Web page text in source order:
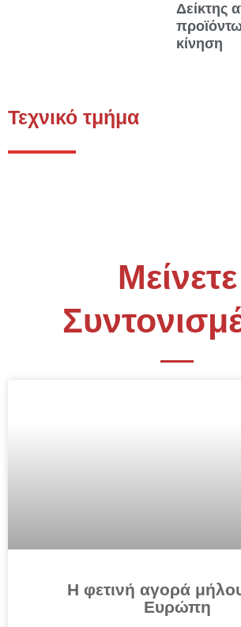
Δείκτης
κίνηση
Τεχνικό τμήμα
Μείνετε
Η φετινή αγορά
Ευρώπη